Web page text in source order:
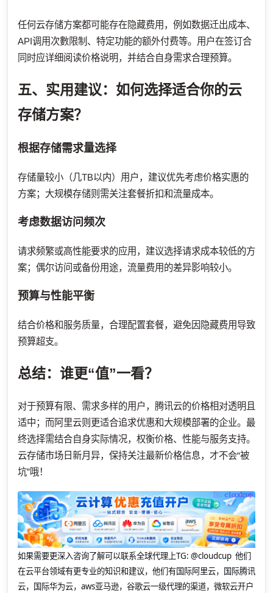
任何云存储方案都可能存在隐藏费用，例如数据迁出成本、
API调用次數限制、特定功能的额外付费等。用户在签订合
同时应详细阅读价格说明，并结合自身需求合理预算。
五、实用建议：如何选择适合你的云
存储方案？
根据存储需求量选择
存储量较小（几TB以内）用户，建议优先考虑价格实惠的
方案；大规模存储则需关注套餐折扣和流量成本。
考虑数据访问频次
请求频繁或高性能要求的应用，建议选择请求成本较低的方
案；偶尔访问或备份用途，流量费用的差异影响较小。
预算与性能平衡
结合价格和服务质量，合理配置套餐，避免因隐藏费用导致
预算超支。
总结：谁更“值”一看？
对于预算有限、需求多样的用户，腾讯云的价格相对透明且
适中；而阿里云则更适合追求优惠和大规模部署的企业。最
终选择需结合自身实际情况，权衡价格、性能与服务支持。
云存储市场日新月异，保持关注最新价格信息，才不会“被
坑”哦！
如果需要更深入咨询了解可以联系全球代理上TG: @cloudcup 他们
在云平台领域有更专业的知识和建议，他们有国际阿里云，国际腾讯
云，国际华为云，aws亚马逊，谷歌云一级代理的渠道，微软云开户